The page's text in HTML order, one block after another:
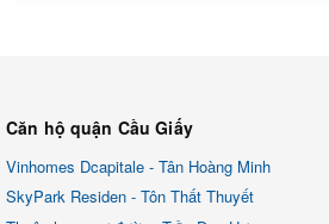
Căn hộ quận Cầu Giấy
Vinhomes Dcapitale - Tân Hoàng Minh
SkyPark Residen - Tôn Thất Thuyết